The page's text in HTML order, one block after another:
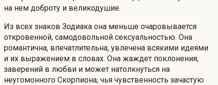
на нем доброту и великодушие.
Из всех знаков Зодиака она меньше очаровывается
откровенной, самодовольной сексуальностью. Она
романтична, впечатлительна, увлечена всякими идеями
и их выражением в словах. Она жаждет поклонения,
заверений в любви и может натолкнуться на
неугомонного Скорпиона, чья чувственность зачастую